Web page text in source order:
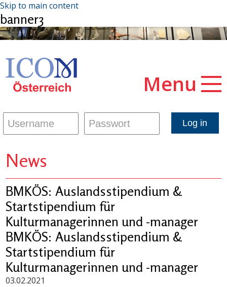
Skip to main content
banner3
Menu
News
BMKÖS: Auslandsstipendium &
Startstipendium für
Kulturmanagerinnen und -manager
BMKÖS: Auslandsstipendium &
Startstipendium für
Kulturmanagerinnen und -manager
03.02.2021